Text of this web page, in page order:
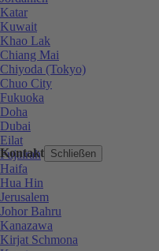
Kontakt Schließen
Katar
Kuwait
Khao Lak
Chiang Mai
Chiyoda (Tokyo)
Chuo City
Fukuoka
Doha
Dubai
Eilat
Fujairah
Haifa
Hua Hin
Jerusalem
Johor Bahru
Kanazawa
Kirjat Schmona